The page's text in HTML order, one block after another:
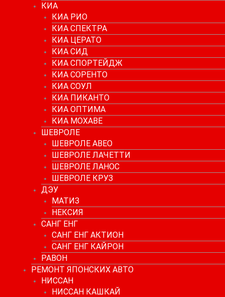
КИА
КИА РИО
КИА СПЕКТРА
КИА ЦЕРАТО
КИА СИД
КИА СПОРТЕЙДЖ
КИА СОРЕНТО
КИА СОУЛ
КИА ПИКАНТО
КИА ОПТИМА
КИА МОХАВЕ
ШЕВРОЛЕ
ШЕВРОЛЕ АВЕО
ШЕВРОЛЕ ЛАЧЕТТИ
ШЕВРОЛЕ ЛАНОС
ШЕВРОЛЕ КРУЗ
ДЭУ
МАТИЗ
НЕКСИЯ
САНГ ЕНГ
САНГ ЕНГ АКТИОН
САНГ ЕНГ КАЙРОН
РАВОН
РЕМОНТ ЯПОНСКИХ АВТО
НИССАН
НИССАН КАШКАЙ